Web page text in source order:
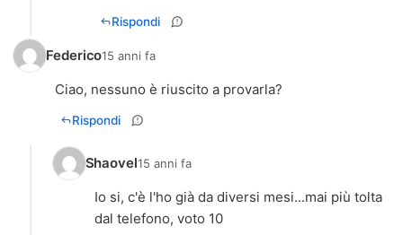
Rispondi
Federico15 anni fa
Ciao, nessuno è riuscito a provarla?
Rispondi
Shaovel15 anni fa
Io si, c'è l'ho già da diversi mesi...mai più tolta
dal telefono, voto 10